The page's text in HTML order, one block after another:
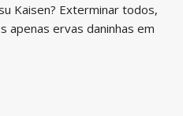
Kaisen? Exterminar todos,
apenas ervas daninhas em